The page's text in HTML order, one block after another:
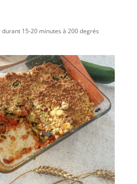
15-20 minutes à 200 degrés